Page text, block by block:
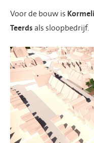
Voor de bouw is
Teerds als sloopbedrijf.